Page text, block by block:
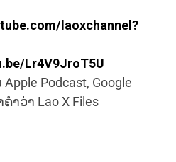
laoxchannel?
Lr4V9JroT5U
Podcast, Google
ຳວ່າ Lao X Files